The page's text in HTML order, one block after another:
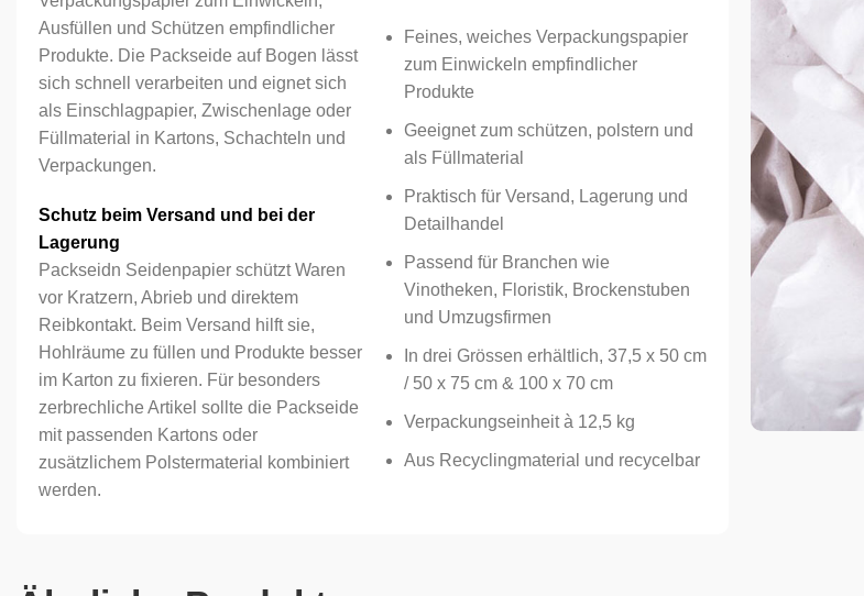
Ausfüllen und Schützen empfindlicher
Produkte. Die Packseide auf Bogen lässt
sich schnell verarbeiten und eignet sich
als Einschlagpapier, Zwischenlage oder
Füllmaterial in Kartons, Schachteln und
Verpackungen.
Schutz beim Versand und bei der
Lagerung
Packseidn Seidenpapier schützt Waren
vor Kratzern, Abrieb und direktem
Reibkontakt. Beim Versand hilft sie,
Hohlräume zu füllen und Produkte besser
im Karton zu fixieren. Für besonders
zerbrechliche Artikel sollte die Packseide
mit passenden Kartons oder
zusätzlichem Polstermaterial kombiniert
werden.
Feines, weiches Verpackungspapier
zum Einwickeln empfindlicher
Produkte
Geeignet zum schützen, polstern und
als Füllmaterial
Praktisch für Versand, Lagerung und
Detailhandel
Passend für Branchen wie
Vinotheken, Floristik, Brockenstuben
und Umzugsfirmen
In drei Grössen erhältlich, 37,5 x 50 cm
/ 50 x 75 cm & 100 x 70 cm
Verpackungseinheit à 12,5 kg
Aus Recyclingmaterial und recycelbar